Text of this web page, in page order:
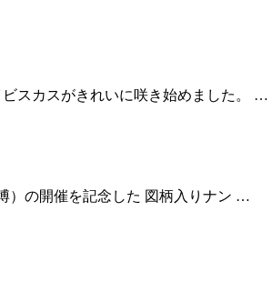
スカスがきれいに咲き始めました。 …
）の開催を記念した 図柄入りナン …